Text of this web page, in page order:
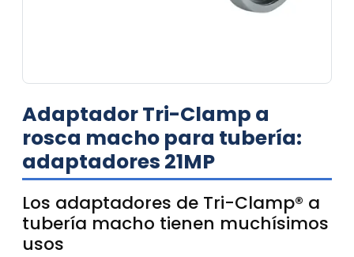
Adaptador Tri-Clamp a
rosca macho para tubería:
adaptadores 21MP
Los adaptadores de Tri-Clamp® a
tubería macho tienen muchísimos
usos